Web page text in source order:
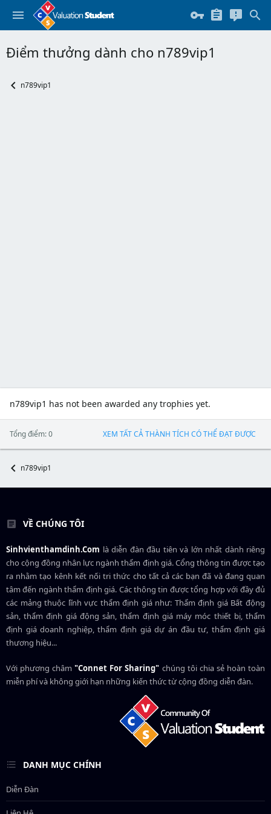
Điểm thưởng dành cho n789vip1
n789vip1
n789vip1 has not been awarded any trophies yet.
Tổng điểm: 0 XEM TẤT CẢ THÀNH TÍCH CÓ THỂ ĐẠT ĐƯỢC
n789vip1
VỀ CHÚNG TÔI
Sinhvienthamdinh.Com là diễn đàn đầu tiên và lớn nhất dành riêng
cho cộng đồng nhân lực ngànhthẩm định giá. Cổng thông tin được tạo
ra nhằm tạo kênh kết nối tri thức cho tất cả các bạn đã và đang quan
tâm đến ngành thẩm định giá. Các thông tin được tổng hợp với đầy đủ
các mảng thuộc lĩnh vực thẩm định giá như: Thẩm định giá Bất động
sản, thẩm định giá động sản, thẩm định giá máy móc thiết bị, thẩm
định giá doanh nghiệp, thẩm định giá dự án đầu tư, thẩm định giá
thương hiệu...
Với phương châm"Connet For Sharing" chúng tôi chia sẻ hoàn toàn
miễn phí và không giới hạn những kiến thức từ cộng đồng diễn đàn.
DANH MỤC CHÍNH
Diễn Đàn